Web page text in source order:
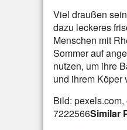
Viel draußen
dazu leckeres
Menschen mit
Sommer auf
nutzen, um ihre
und ihrem Köper
Bild: pexels.com,
7222566Similar